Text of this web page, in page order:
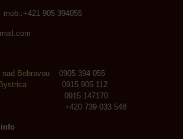
905 394055
nad Bebravou 0905 394 055
0915 905 112
147170
739 033 548